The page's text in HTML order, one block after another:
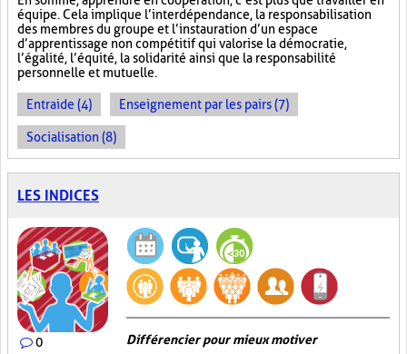
équipe. Cela implique l’interdépendance, la responsabilisation
des membres du groupe et l’instauration d’un espace
d’apprentissage non compétitif qui valorise la démocratie,
l’égalité, l’équité, la solidarité ainsi que la responsabilité
personnelle et mutuelle.
Entraide (4) Enseignement par les pairs (7)
Socialisation (8)
LES INDICES
0 Différencier pour mieux motiver